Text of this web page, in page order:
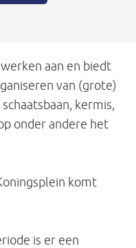
aan en biedt
van (grote)
kermis,
onder andere het
komt
is er een